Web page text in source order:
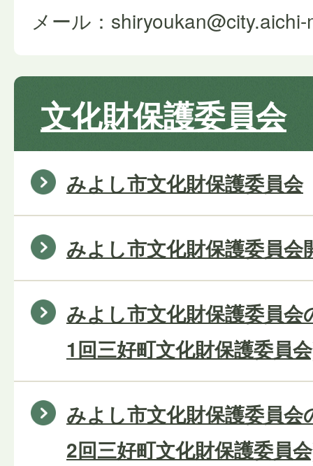
メール：
文化財保護委員会
みよし市文化財保護委員会
みよし市文化財保護委員会
みよし市文化財保護委員会
1回三好町文化財保護委員
みよし市文化財保護委員会
2回三好町文化財保護委員